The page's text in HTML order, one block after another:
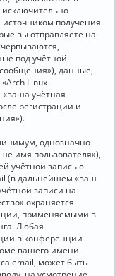
исключительно
получения
вы отправляете на
под учётной
данные,
Linux -
учётная
регистрации и
однозначно
имя пользователя»),
учётной записью
(в дальнейшем «ваш
записи на
охраняется
применяемыми в
Любая
в конференции
вашего имени
email, может быть